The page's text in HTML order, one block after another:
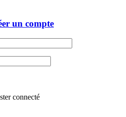
un compte
connecté